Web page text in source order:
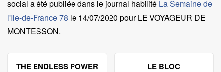
social a été publiée dans le journal habilité La Semaine de
l'Ile-de-France 78 le 14/07/2020 pour LE VOYAGEUR DE
MONTESSON.
THE ENDLESS POWER LE BLOC